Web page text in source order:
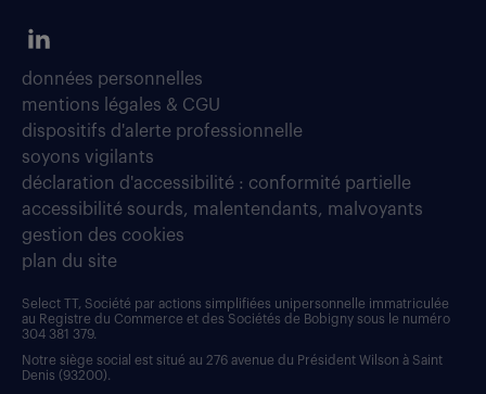
données personnelles
mentions légales & CGU
dispositifs d'alerte professionnelle
soyons vigilants
déclaration d'accessibilité : conformité partielle
accessibilité sourds, malentendants, malvoyants
gestion des cookies
plan du site
Select TT, Société par actions simplifiées unipersonnelle immatriculée
au Registre du Commerce et des Sociétés de Bobigny sous le numéro
304 381 379.
Notre siège social est situé au 276 avenue du Président Wilson à Saint
Denis (93200).